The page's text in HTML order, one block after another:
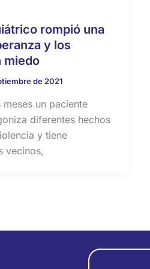
rompió una
y los
miedo
de 2021
un paciente
diferentes hechos
y tiene
vecinos,